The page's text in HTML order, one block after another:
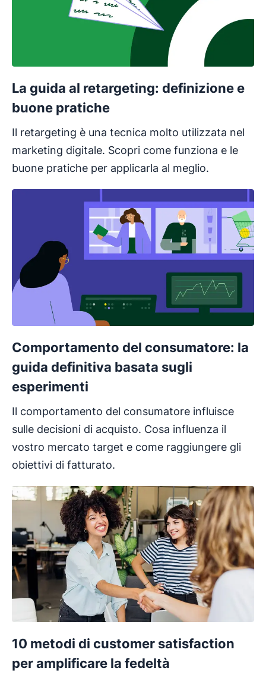
La guida al retargeting: definizione e
buone pratiche
Il retargeting è una tecnica molto utilizzata nel
marketing digitale. Scopri come funziona e le
buone pratiche per applicarla al meglio.
Comportamento del consumatore: la
guida definitiva basata sugli
esperimenti
Il comportamento del consumatore influisce
sulle decisioni di acquisto. Cosa influenza il
vostro mercato target e come raggiungere gli
obiettivi di fatturato.
10 metodi di customer satisfaction
per amplificare la fedeltà